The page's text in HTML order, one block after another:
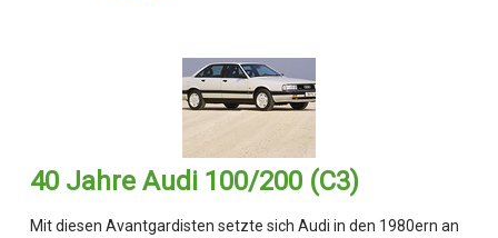
40 Jahre Audi 100/200 (C3)
Mit diesen Avantgardisten setzte sich Audi in den 1980ern an